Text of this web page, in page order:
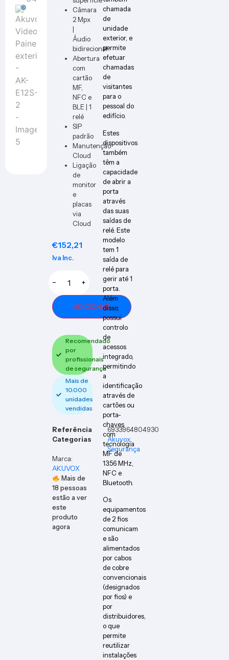
Câmara
2 Mpx
|
Áudio
bidirecional
Abertura
com
cartão
MF,
NFC e
BLE | 1
relé
SIP
padrão
Manutenção
Cloud
Ligação
de
monitor
e
placas
via
Cloud
€152,21
Iva Inc.
− +
ADICIONAR
Recomendado
por
profissionais
de segurança
Mais de
10.000
unidades
vendidas
Referência
6933964804930
Categorias
Akuvox,
Segurança
Marca:
AKUVOX
Mais de
18 pessoas
estão a ver
este
produto
agora
chamada
de
unidade
exterior, e
permite
efetuar
chamadas
de
visitantes
para o
pessoal do
edifício.
Estes
dispositivos
também
têm a
capacidade
de abrir a
porta
através
das suas
saídas de
relé. Este
modelo
tem 1
saída de
relé para
gerir até 1
porta.
Além
disso,
possui
controlo
de
acessos
integrado,
permitindo
a
identificação
através de
cartões ou
porta-
chaves
com
tecnologia
MF de
13.56 MHz,
NFC e
Bluetooth.
Os
equipamentos
de 2 fios
comunicam
e são
alimentados
por cabos
de cobre
convencionais
(designados
por fios) e
por
distribuidores,
o que
permite
reutilizar
instalações